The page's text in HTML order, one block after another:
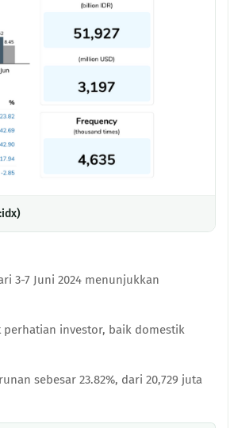
3-7 Juni 2024 menunjukkan
investor, baik domestik
sebesar 23.82%, dari 20,729 juta